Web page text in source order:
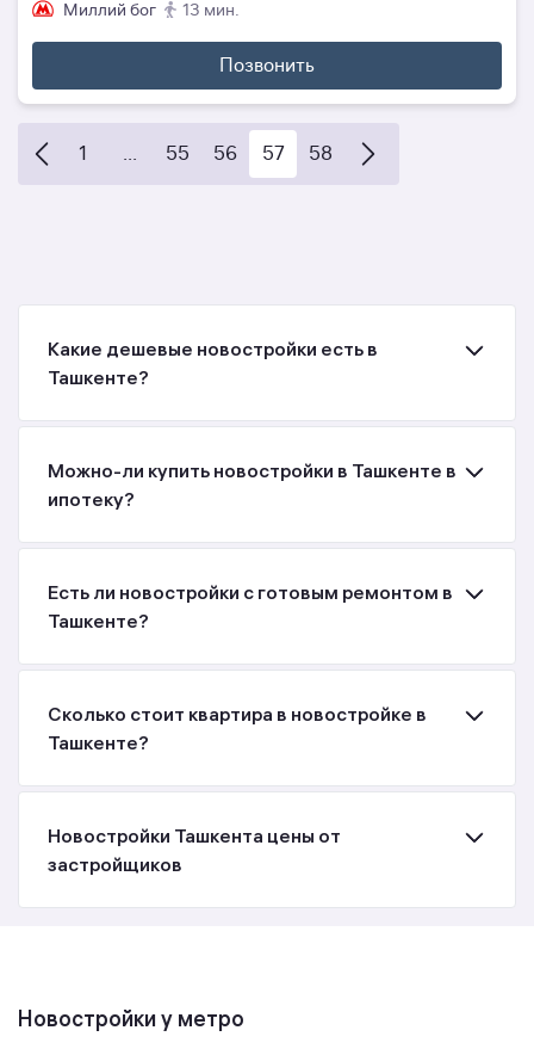
Миллий бог 13 мин.
Позвонить
1 ... 55 56 57 58
Какие дешевые новостройки есть в
Ташкенте?
Можно-ли купить новостройки в Ташкенте в
ипотеку?
Есть ли новостройки с готовым ремонтом в
Ташкенте?
Сколько стоит квартира в новостройке в
Ташкенте?
Новостройки Ташкента цены от
застройщиков
Новостройки у метро